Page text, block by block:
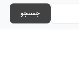
جستجو